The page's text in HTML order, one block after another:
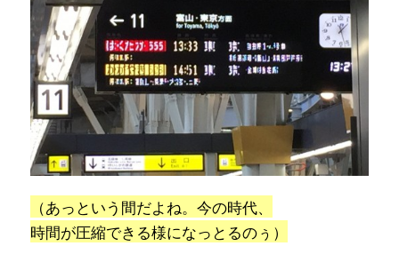
（あっという間だよね。今の時代、
時間が圧縮できる様になっとるのぅ）